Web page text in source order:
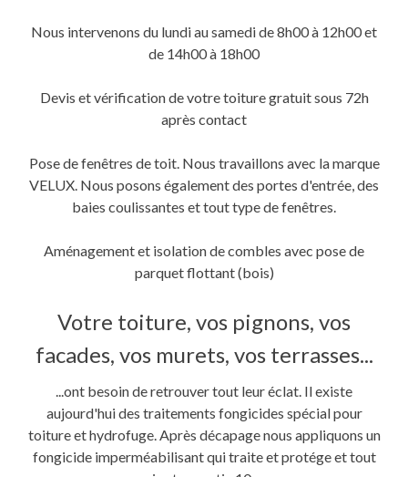
fenêtre)
Nous intervenons du lundi au samedi de 8h00 à 12h00 et
de 14h00 à 18h00
Devis et vérification de votre toiture gratuit sous 72h
après contact
Pose de fenêtres de toit. Nous travaillons avec la marque
VELUX. Nous posons également des portes d'entrée, des
baies coulissantes et tout type de fenêtres.
Aménagement et isolation de combles avec pose de
parquet flottant (bois)
Votre toiture, vos pignons, vos
facades, vos murets, vos terrasses...
...ont besoin de retrouver tout leur éclat. Il existe
aujourd'hui des traitements fongicides spécial pour
toiture et hydrofuge. Après décapage nous appliquons un
fongicide imperméabilisant qui traite et protége et tout